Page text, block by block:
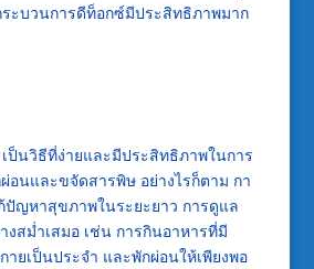
ะบวนการดีท็อกซ์มีประสิทธิภาพมาก
ป็นวิธีที่ง่ายและมีประสิทธิภาพในการ
อนและขจัดสารพิษ อย่างไรก็ตาม กา
ปัญหาสุขภาพในระยะยาว การดูแล
สม่ำเสมอ เช่น การกินอาหารที่มี
ายเป็นประจำ และพักผ่อนให้เพียงพอ